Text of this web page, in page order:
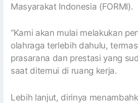
Masyarakat Indonesia (FORMI).
“Kami akan mulai melakukan
olahraga terlebih dahulu,
prasarana dan prestasi yang
saat ditemui di ruang kerja.
Lebih lanjut, dirinya